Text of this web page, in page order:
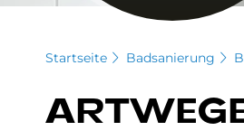
Startseite Badsanierung